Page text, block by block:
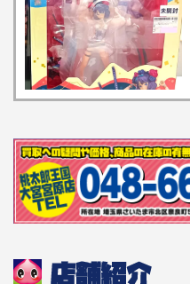
だきました！！【桃太郎
王国 大宮宮原店の買取
情報をお知らせします】